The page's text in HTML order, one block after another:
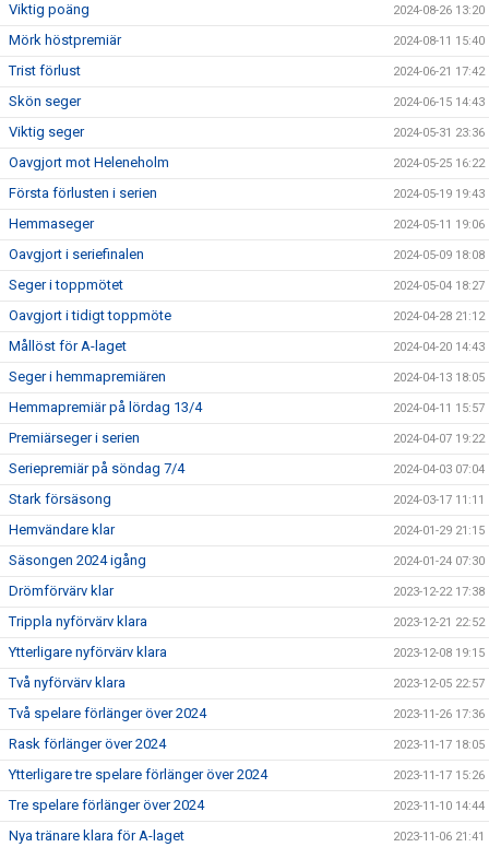
Viktig poäng 2024-08-26 13:20
Mörk höstpremiär 2024-08-11 15:40
Trist förlust 2024-06-21 17:42
Skön seger 2024-06-15 14:43
Viktig seger 2024-05-31 23:36
Oavgjort mot Heleneholm 2024-05-25 16:22
Första förlusten i serien 2024-05-19 19:43
Hemmaseger 2024-05-11 19:06
Oavgjort i seriefinalen 2024-05-09 18:08
Seger i toppmötet 2024-05-04 18:27
Oavgjort i tidigt toppmöte 2024-04-28 21:12
Mållöst för A-laget 2024-04-20 14:43
Seger i hemmapremiären 2024-04-13 18:05
Hemmapremiär på lördag 13/4 2024-04-11 15:57
Premiärseger i serien 2024-04-07 19:22
Seriepremiär på söndag 7/4 2024-04-03 07:04
Stark försäsong 2024-03-17 11:11
Hemvändare klar 2024-01-29 21:15
Säsongen 2024 igång 2024-01-24 07:30
Drömförvärv klar 2023-12-22 17:38
Trippla nyförvärv klara 2023-12-21 22:52
Ytterligare nyförvärv klara 2023-12-08 19:15
Två nyförvärv klara 2023-12-05 22:57
Två spelare förlänger över 2024 2023-11-26 17:36
Rask förlänger över 2024 2023-11-17 18:05
Ytterligare tre spelare förlänger över 2024 2023-11-17 15:26
Tre spelare förlänger över 2024 2023-11-10 14:44
Nya tränare klara för A-laget 2023-11-06 21:41